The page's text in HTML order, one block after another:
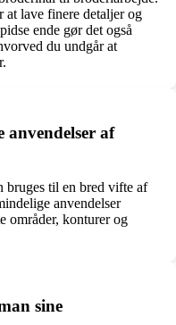
lave finere detaljer og
ende gør det også
du undgår at
anvendelser af
bruges til en bred vifte af
anvendelser
områder, konturer og
sine